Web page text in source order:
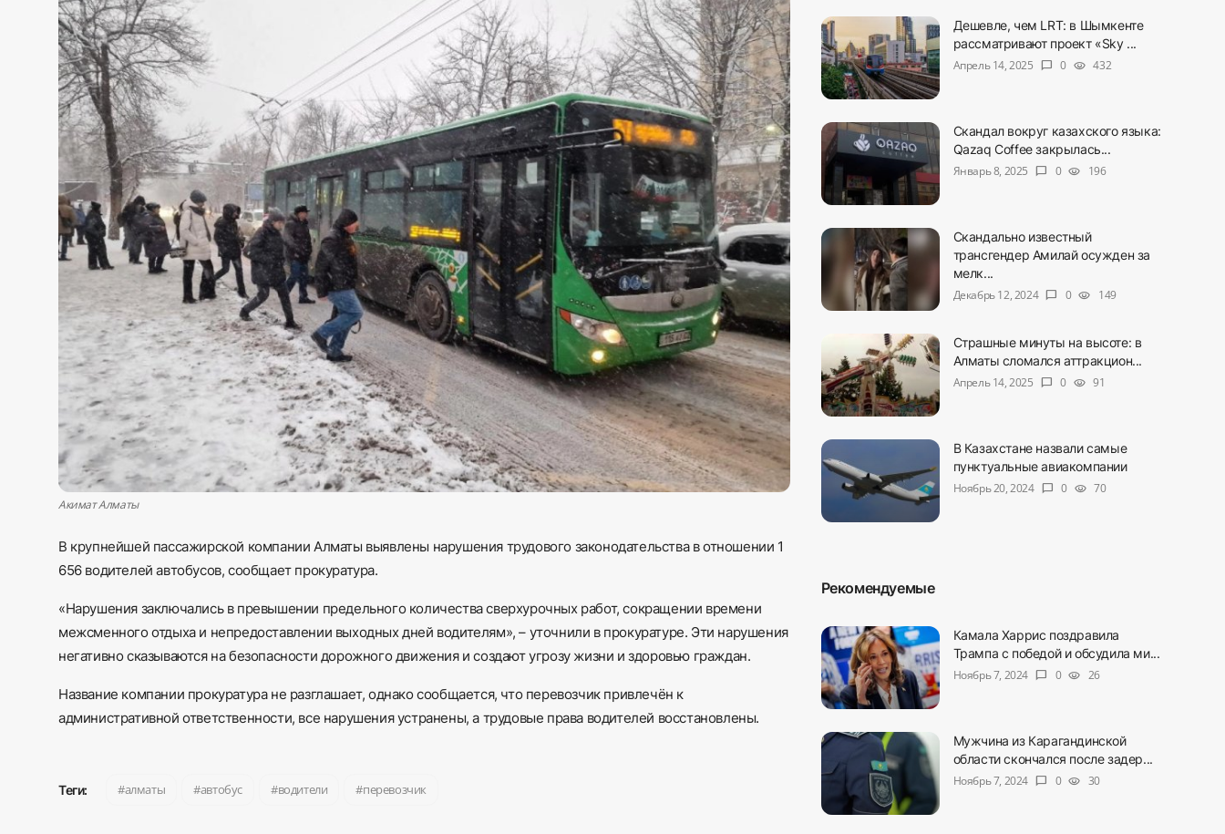
Sadaq TV
Общество
Русский
Акимат Алматы
В крупнейшей пассажирской компании Алматы выявлены нарушения трудового законодательства в отношении 1
656 водителей автобусов, сообщает прокуратура.
«Нарушения заключались в превышении предельного количества сверхурочных работ, сокращении времени
межсменного отдыха и непредоставлении выходных дней водителям», – уточнили в прокуратуре. Эти нарушения
негативно сказываются на безопасности дорожного движения и создают угрозу жизни и здоровью граждан.
Название компании прокуратура не разглашает, однако сообщается, что перевозчик привлечён к
административной ответственности, все нарушения устранены, а трудовые права водителей восстановлены.
Теги: алматы автобус водители перевозчик
Дешевле, чем LRT: в Шымкенте
рассматривают проект «Sky ...
Апрель 14, 2025
chat_bubble 0 visibility 432
Скандал вокруг казахского языка:
Qazaq Coffee закрылась...
Январь 8, 2025
chat_bubble 0 visibility 196
Скандально известный
трансгендер Амилай осужден за
мелк...
Декабрь 12, 2024
chat_bubble 0 visibility 149
Страшные минуты на высоте: в
Алматы сломался аттракцион...
Апрель 14, 2025
chat_bubble 0 visibility 91
В Казахстане назвали самые
пунктуальные авиакомпании
Ноябрь 20, 2024
chat_bubble 0 visibility 70
Рекомендуемые
Камала Харрис поздравила
Трампа с победой и обсудила ми...
Ноябрь 7, 2024
chat_bubble 0 visibility 26
Мужчина из Карагандинской
области скончался после задер...
Ноябрь 7, 2024
chat_bubble 0 visibility 30